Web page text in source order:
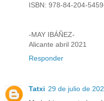
ISBN: 978-84-204-
-MAY IBÁÑEZ-
Alicante abril 2021
Responder
Tatxi 29 de julio de